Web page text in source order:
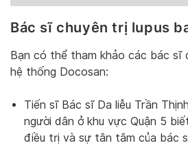
Bác sĩ chuyên trị lupus
Bạn có thể tham khảo các bác sĩ
hệ thống Docosan:
Tiến sĩ Bác sĩ Da liễu Trần
người dân ở khu vực Quận 5
điều trị và sự tân tâm của bác